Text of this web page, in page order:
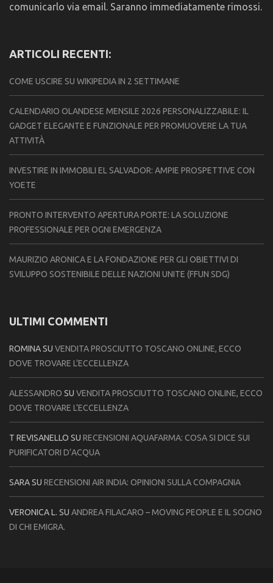
comunicarlo via email. Saranno immediatamente rimossi.
ARTICOLI RECENTI:
COME USCIRE SU WIKIPEDIA IN 2 SETTIMANE
CALENDARIO OLANDESE MENSILE 2026 PERSONALIZZABILE: IL
GADGET ELEGANTE E FUNZIONALE PER PROMUOVERE LA TUA
ATTIVITÀ
INVESTIRE IN IMMOBILI EL SALVADOR: AMPIE PROSPETTIVE CON
YOETE
PRONTO INTERVENTO APERTURA PORTE: LA SOLUZIONE
PROFESSIONALE PER OGNI EMERGENZA
MAURIZIO ARONICA E LA FONDAZIONE PER GLI OBIETTIVI DI
SVILUPPO SOSTENIBILE DELLE NAZIONI UNITE (FFUN SDG)
ULTIMI COMMENTI
ROMINASU VENDITA PROSCIUTTO TOSCANO ONLINE, ECCO
DOVE TROVARE L’ECCELLENZA
ALESSANDRO SU VENDITA PROSCIUTTO TOSCANO ONLINE, ECCO
DOVE TROVARE L’ECCELLENZA
T REVISANELLO SU RECENSIONI AQUAFARMA: COSA SI DICE SUI
PURIFICATORI D’ACQUA
SARASU RECENSIONI AIR INDIA: OPINIONI SULLA COMPAGNIA
VERONICA L. SU ANDREA FILACARO – MOVING PEOPLE E IL SOGNO
DI CHI EMIGRA.